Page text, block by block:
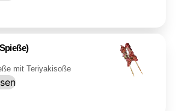
mit Teriyakisoße